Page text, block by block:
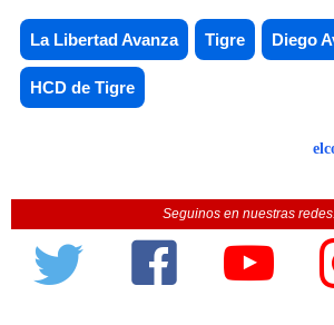
La Libertad Avanza Tigre Diego
HCD de Tigre
Seguinos en nuestras